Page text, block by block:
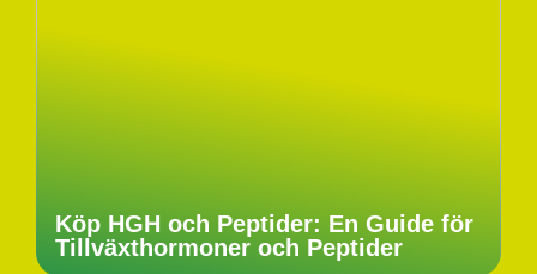
Köp HGH och Peptider: En Guide för
Tillväxthormoner och Peptider